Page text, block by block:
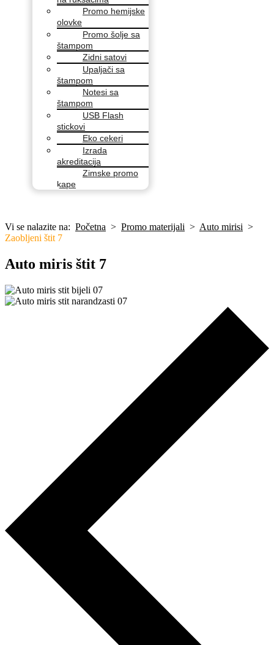
Promo hemijske
olovke
Promo šolje sa
štampom
Zidni satovi
Upaljači sa
štampom
Notesi sa
štampom
USB Flash
stickovi
Eko cekeri
Izrada
akreditacija
Zimske promo
kape
Vi se nalazite na: Početna > Promo materijali > Auto mirisi >
Zaobljeni štit 7
Auto miris štit 7